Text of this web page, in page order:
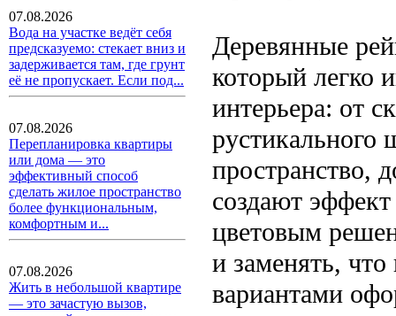
07.08.2026
Вода на участке ведёт себя
предсказуемо: стекает вниз и
задерживается там, где грунт
её не пропускает. Если под...
07.08.2026
Перепланировка квартиры
или дома — это
эффективный способ
сделать жилое пространство
более функциональным,
комфортным и...
07.08.2026
Жить в небольшой квартире
— это зачастую вызов,
Деревянные
который легко
интерьера: от
пространство,
создают
цветовым
и заменять,
вариантами